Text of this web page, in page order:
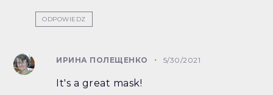
ODPOWIEDZ
ИРИНА ПОЛЕЩЕНКО 5/30/2021
It's a great mask!